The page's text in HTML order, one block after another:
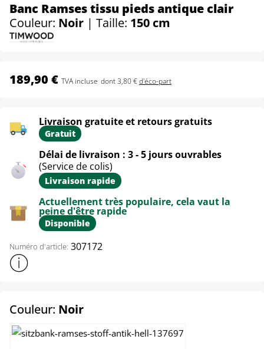
Banc Ramses tissu pieds antique clair
Couleur: Noir | Taille: 150 cm
189,90 € TVA incluse dont 3,80 €d'éco-part
Livraison gratuite et retours gratuits
Gratuit
Délai de livraison : 3 - 5 jours ouvrables
(Service de colis)
Livraison rapide
Actuellement très populaire, cela vaut la
peine d'être rapide
Disponible
Numéro d'article: 307172
Afficher plus d'informations sur le produit
Couleur: Noirselect